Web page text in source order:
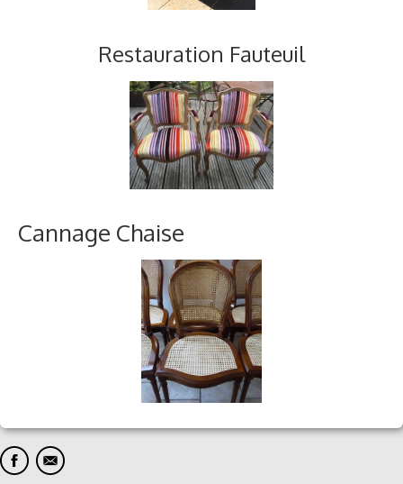
Restauration Fauteuil
Cannage Chaise